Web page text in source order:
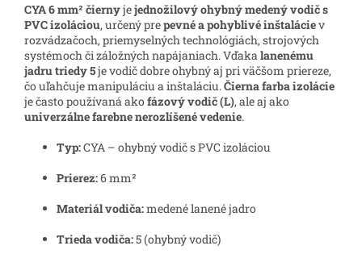
CYA 6 mm² čiernyjejednožilový ohybný medený vodič s
PVC izoláciou, určený prepevné a pohyblivé inštaláciev
rozvádzačoch, priemyselných technológiách, strojových
systémoch či záložných napájaniach. Vďakalanenému
jadru triedy 5je vodič dobre ohybný aj pri väčšom priereze,
čo uľahčuje manipuláciu a inštaláciu.Čierna farba izolácie
je často používaná akofázový vodič (L), ale aj ako
univerzálne farebne nerozlíšené vedenie.
Typ:CYA – ohybný vodič s PVC izoláciou
Prierez:6 mm²
Materiál vodiča:medené lanené jadro
Trieda vodiča:5 (ohybný vodič)